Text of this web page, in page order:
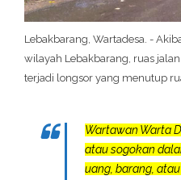
Lebakbarang, Wartadesa. -
wilayah Lebakbarang, ruas
terjadi longsor yang menutup
Wartawan Warta
atau sogokan
uang, barang,